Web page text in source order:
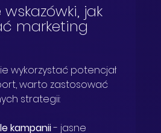
jak
marketing
wykorzystać potencjał
warto zastosować
strategii:
kampanii - jasne